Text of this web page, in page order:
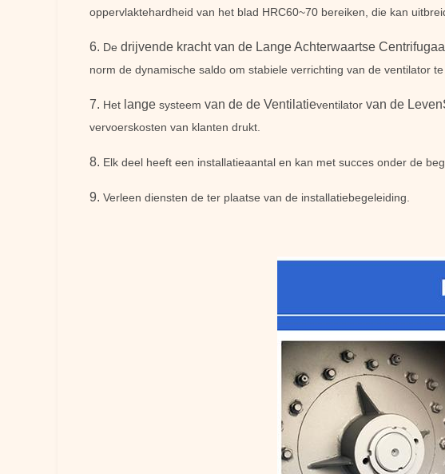
oppervlaktehardheid van het blad HRC60~70 bereiken, die kan
6. De drijvende krachtvan de Lange Achterwaartse
norm de dynamische saldo om stabiele verrichting van de ventilator te
7. Het lange systeem van de de Ventilatieventilator van de
vervoerskosten van klanten drukt.
8. Elk deel heeft een installatieaantal en kan met succes onder de
9. Verleen diensten de ter plaatse van de installatiebegeleiding.